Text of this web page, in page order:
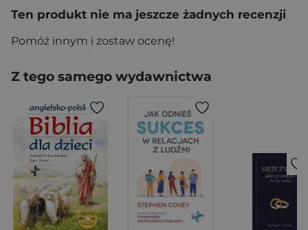
Ten produkt nie ma jeszcze żadnych recenzji
Pomóż innym i zostaw ocenę!
Z tego samego wydawnictwa